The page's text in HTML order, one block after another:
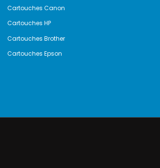
Cartouches Canon
Cartouches HP
Cartouches Brother
Cartouches Epson